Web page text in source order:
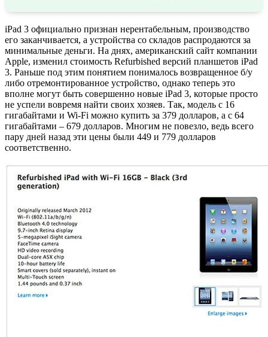
iPad 3 официально признан нерентабельным, производство
его заканчивается, а устройства со складов распродаются за
минимальные деньги. На днях, американский сайт компании
Apple, изменил стоимость Refurbished версий планшетов iPad
3. Раньше под этим понятием понималось возвращенное б/у
либо отремонтированное устройство, однако теперь это
вполне могут быть совершенно новые iPad 3, которые просто
не успели вовремя найти своих хозяев. Так, модель с 16
гигабайтами и Wi-Fi можно купить за 379 долларов, а с 64
гигабайтами – 679 долларов. Многим не повезло, ведь всего
пару дней назад эти цены были 449 и 779 долларов
соответственно.